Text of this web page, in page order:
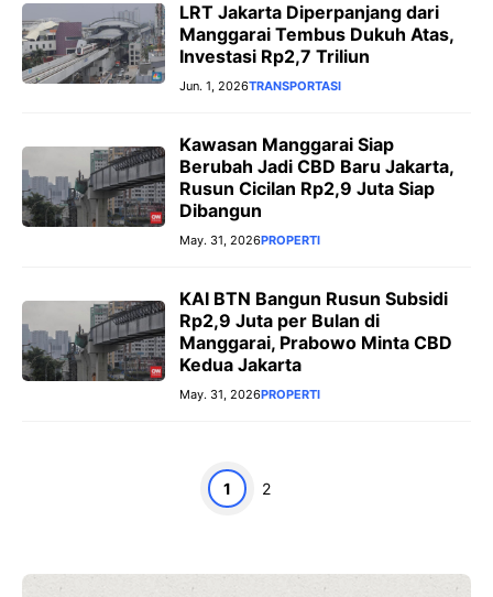
LRT Jakarta Diperpanjang dari
Manggarai Tembus Dukuh Atas,
Investasi Rp2,7 Triliun
Jun. 1, 2026TRANSPORTASI
Kawasan Manggarai Siap
Berubah Jadi CBD Baru Jakarta,
Rusun Cicilan Rp2,9 Juta Siap
Dibangun
May. 31, 2026PROPERTI
KAI BTN Bangun Rusun Subsidi
Rp2,9 Juta per Bulan di
Manggarai, Prabowo Minta CBD
Kedua Jakarta
May. 31, 2026PROPERTI
Page
1 Page
2